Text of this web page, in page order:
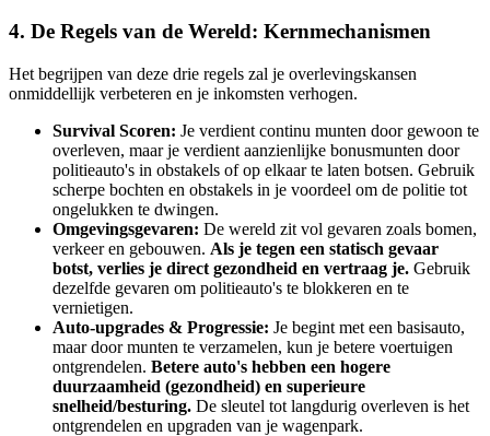
4. De Regels van de Wereld: Kernmechanismen
Het begrijpen van deze drie regels zal je overlevingskansen
onmiddellijk verbeteren en je inkomsten verhogen.
Survival Scoren: Je verdient continu munten door gewoon te
overleven, maar je verdient aanzienlijke bonusmunten door
politieauto's in obstakels of op elkaar te laten botsen. Gebruik
scherpe bochten en obstakels in je voordeel om de politie tot
ongelukken te dwingen.
Omgevingsgevaren: De wereld zit vol gevaren zoals bomen,
verkeer en gebouwen. Als je tegen een statisch gevaar
botst, verlies je direct gezondheid en vertraag je. Gebruik
dezelfde gevaren om politieauto's te blokkeren en te
vernietigen.
Auto-upgrades & Progressie: Je begint met een basisauto,
maar door munten te verzamelen, kun je betere voertuigen
ontgrendelen. Betere auto's hebben een hogere
duurzaamheid (gezondheid) en superieure
snelheid/besturing. De sleutel tot langdurig overleven is het
ontgrendelen en upgraden van je wagenpark.